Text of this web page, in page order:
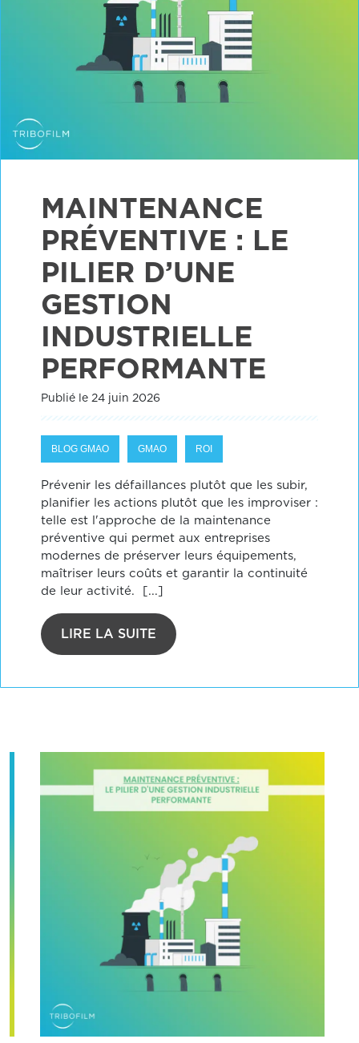
MAINTENANCE
PRÉVENTIVE : LE
PILIER D’UNE
GESTION
INDUSTRIELLE
PERFORMANTE
Publié le 24 juin 2026
BLOG GMAO GMAO ROI
Prévenir les défaillances plutôt que les subir,
planifier les actions plutôt que les improviser :
telle est l'approche de la maintenance
préventive qui permet aux entreprises
modernes de préserver leurs équipements,
maîtriser leurs coûts et garantir la continuité
de leur activité. [...]
LIRE LA SUITE